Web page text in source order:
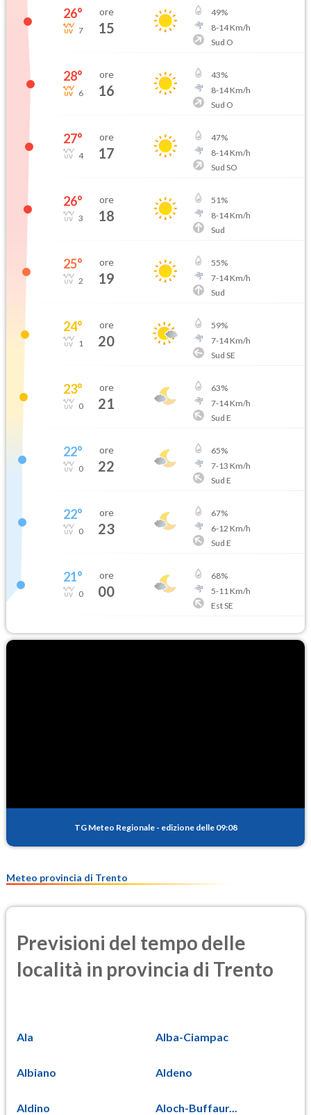
26°
7
ore
15
49%
8-14Km/h
Sud O
28°
6
ore
16
43%
8-14Km/h
Sud O
27°
4
ore
17
47%
8-14Km/h
Sud SO
26°
3
ore
18
51%
8-14Km/h
Sud
25°
2
ore
19
55%
7-14Km/h
Sud
24°
1
ore
20
59%
7-14Km/h
Sud SE
23°
0
ore
21
63%
7-14Km/h
Sud E
22°
0
ore
22
65%
7-13 Km/h
Sud E
22°
0
ore
23
67%
6-12 Km/h
Sud E
21°
0
ore
00
68%
5-11 Km/h
Est SE
TG Meteo Regionale - edizione delle 09:08
Meteo provincia di Trento
Previsioni del tempo delle
località in provincia di Trento
Ala Alba-Ciampac
Albiano Aldeno
Aldino Aloch-Buffaur...